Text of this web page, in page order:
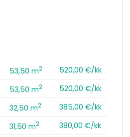
53,50 m2
520,00 €/kk
53,50 m2
520,00 €/kk
32,50 m2
385,00 €/kk
31,50 m2
380,00 €/kk